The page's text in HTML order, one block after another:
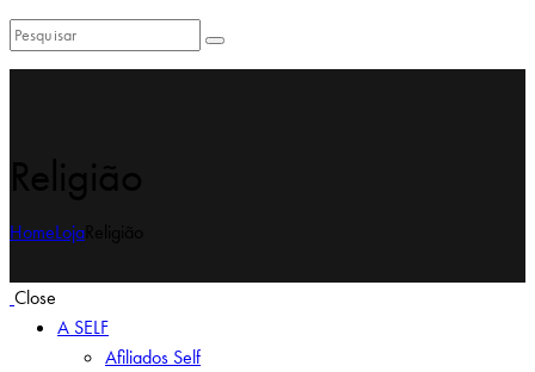
HomeLoja
Close
A SELF
Afiliados Self